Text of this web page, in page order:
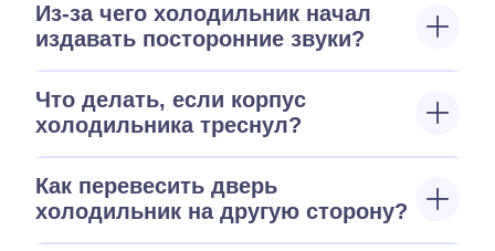
Из-за чего холодильник начал
издавать посторонние звуки?
Что делать, если корпус
холодильника треснул?
Как перевесить дверь
холодильник на другую сторону?